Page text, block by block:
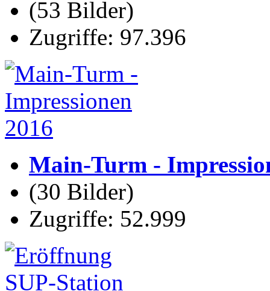
(53 Bilder)
Zugriffe: 97.396
Main-Turm -
(30 Bilder)
Zugriffe: 52.999